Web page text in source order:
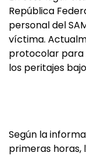
República
personal del
víctima.
protocolar para
los peritajes
Según la
primeras horas,